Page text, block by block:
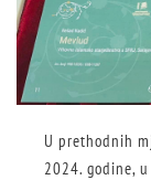
U prethodnih
2024. godine,